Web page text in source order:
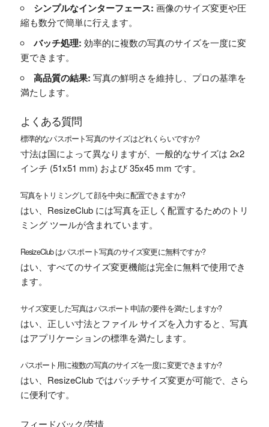
シンプルなインターフェース: 画像のサイズ変更や圧
縮も数分で簡単に行えます。
バッチ処理: 効率的に複数の写真のサイズを一度に変
更できます。
高品質の結果: 写真の鮮明さを維持し、プロの基準を
満たします。
よくある質問
標準的なパスポート写真のサイズはどれくらいですか?
寸法は国によって異なりますが、一般的なサイズは 2x2
インチ (51x51 mm) および 35x45 mm です。
写真をトリミングして顔を中央に配置できますか?
はい、ResizeClub には写真を正しく配置するためのトリ
ミング ツールが含まれています。
ResizeClub はパスポート写真のサイズ変更に無料ですか?
はい、すべてのサイズ変更機能は完全に無料で使用でき
ます。
サイズ変更した写真はパスポート申請の要件を満たしますか?
はい、正しい寸法とファイル サイズを入力すると、写真
はアプリケーションの標準を満たします。
パスポート用に複数の写真のサイズを一度に変更できますか?
はい、ResizeClub ではバッチサイズ変更が可能で、さら
に便利です。
フィードバック/苦情